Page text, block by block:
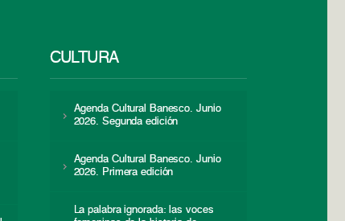
CULTURA
Agenda Cultural Banesco. Junio
2026. Segunda edición
Agenda Cultural Banesco. Junio
2026. Primera edición
La palabra ignorada: las voces